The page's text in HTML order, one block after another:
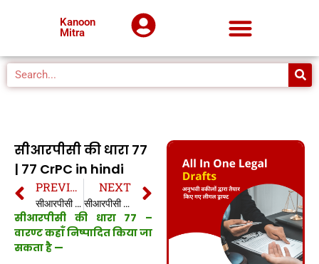
Kanoon
Mitra
सीआरपीसी की धारा 77
| 77 CrPC in hindi
PREVIOUS
सीआरपीसी की धारा 76 | 76 CrPC in hindi
NEXT
सीआरपीसी की धारा 78 | 78 CrPC in hindi
सीआरपीसी की धारा 77 –
वारण्ट कहाँ निष्पादित किया जा
सकता है —